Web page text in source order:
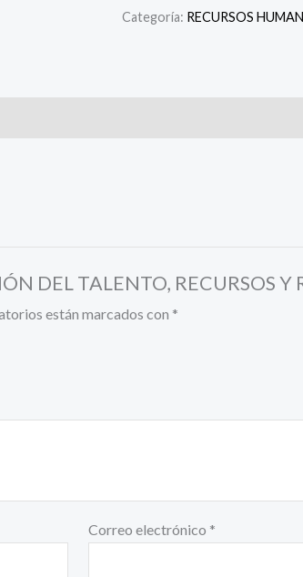
Categoría: RECURSOS
DEL TALENTO, RECURSOS Y
están marcados con *
Correo electrónico *